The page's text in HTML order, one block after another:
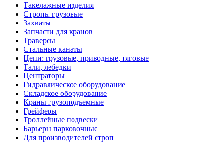
Такелажные изделия
Стропы грузовые
Захваты
Запчасти для кранов
Траверсы
Стальные канаты
Цепи: грузовые, приводные, тяговые
Тали, лебедки
Центраторы
Гидравлическое оборудование
Складское оборудование
Краны грузоподъемные
Грейферы
Троллейные подвески
Барьеры парковочные
Для производителей строп